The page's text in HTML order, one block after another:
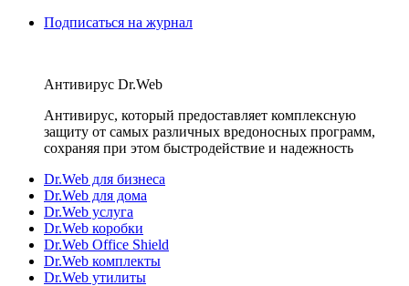
Подписаться на журнал
Антивирус Dr.Web
Антивирус, который предоставляет комплексную
защиту от самых различных вредоносных программ,
сохраняя при этом быстродействие и надежность
Dr.Web для бизнеса
Dr.Web для дома
Dr.Web услуга
Dr.Web коробки
Dr.Web Office Shield
Dr.Web комплекты
Dr.Web утилиты